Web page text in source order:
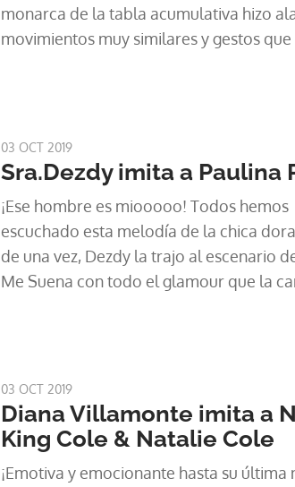
monarca de la tabla acumulativa hizo
movimientos muy similares y gestos
03 OCT 2019
Sra.Dezdy imita a Paulina
¡Ese hombre es miooooo! Todos hemos
escuchado esta melodía de la chica
de una vez, Dezdy la trajo al escenario
Me Suena con todo el glamour que la
03 OCT 2019
Diana Villamonte imita a
King Cole & Natalie Cole
¡Emotiva y emocionante hasta su última